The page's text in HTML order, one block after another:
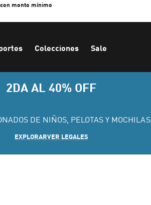
monto mínimo
Colecciones Sale
2DA AL 40% OFF
DE NIÑOS, PELOTAS Y MOCHILAS
EXPLORARVER LEGALES